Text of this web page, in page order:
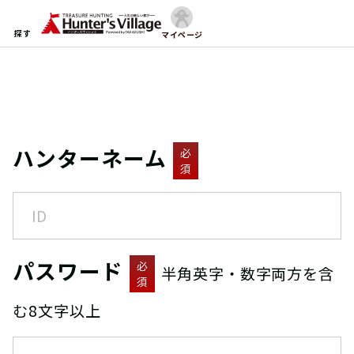
探す マイページ
ハンターネーム
必
須
パスワード
必
須
半角英字・数字両方を含
む8文字以上